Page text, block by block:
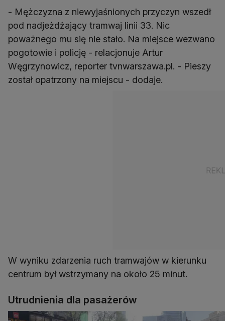
- Mężczyzna z niewyjaśnionych przyczyn wszedł
pod nadjeżdżający tramwaj linii 33. Nic
poważnego mu się nie stało. Na miejsce wezwano
pogotowie i policję - relacjonuje Artur
Węgrzynowicz, reporter tvnwarszawa.pl. - Pieszy
został opatrzony na miejscu - dodaje.
W wyniku zdarzenia ruch tramwajów w kierunku
centrum był wstrzymany na około 25 minut.
Utrudnienia dla pasażerów